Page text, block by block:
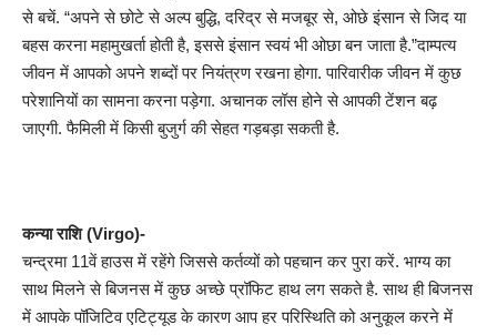
से बचें. “अपने से छोटे से अल्प बुद्धि, दरिद्र से मजबूर से, ओछे इंसान से जिद या
बहस करना महामुखर्ता होती है, इससे इंसान स्वयं भी ओछा बन जाता है.”दाम्पत्य
जीवन में आपको अपने शब्दों पर नियंत्रण रखना होगा. पारिवारीक जीवन में कुछ
परेशानियों का सामना करना पड़ेगा. अचानक लॉस होने से आपकी टेंशन बढ़
जाएगी. फैमिली में किसी बुजुर्ग की सेहत गड़बड़ा सकती है.
कन्या राशि (Virgo)-
चन्द्रमा 11वें हाउस में रहेंगे जिससे कर्तव्यों को पहचान कर पुरा करें. भाग्य का
साथ मिलने से बिजनस में कुछ अच्छे प्रॉफिट हाथ लग सकते है. साथ ही बिजनस
में आपके पॉजिटिव एटिट्यूड के कारण आप हर परिस्थिति को अनुकूल करने में